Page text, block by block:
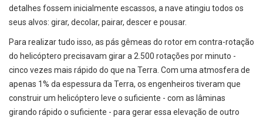
detalhes fossem inicialmente escassos, a nave atingiu todos os
seus alvos: girar, decolar, pairar, descer e pousar.
Para realizar tudo isso, as pás gêmeas do rotor em contra-rotação
do helicóptero precisavam girar a 2.500 rotações por minuto -
cinco vezes mais rápido do que na Terra. Com uma atmosfera de
apenas 1% da espessura da Terra, os engenheiros tiveram que
construir um helicóptero leve o suficiente - com as lâminas
girando rápido o suficiente - para gerar essa elevação de outro